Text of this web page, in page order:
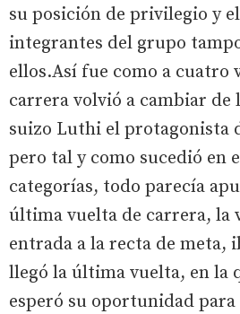
su posición de privilegio y
integrantes del grupo
ellos.Así fue como a cuatro
carrera volvió a cambiar de
suizo Luthi el protagonista
pero tal y como sucedió en
categorías, todo parecía
última vuelta de carrera, la
entrada a la recta de meta,
llegó la última vuelta, en la
esperó su oportunidad